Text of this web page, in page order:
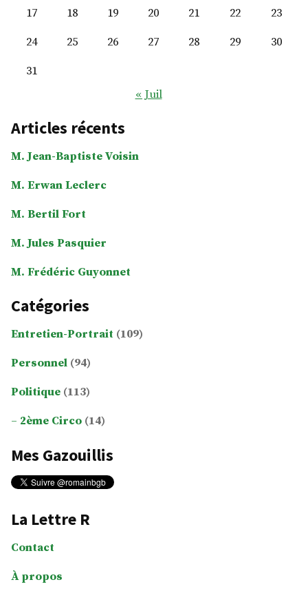
17
18 19 20 21 22
23
24
25 26 27 28 29
30
31
« Juil
Articles récents
M. Jean-Baptiste Voisin
M. Erwan Leclerc
M. Bertil Fort
M. Jules Pasquier
M. Frédéric Guyonnet
Catégories
Entretien-Portrait (109)
Personnel (94)
Politique (113)
2ème Circo (14)
Mes Gazouillis
La Lettre R
Contact
À propos